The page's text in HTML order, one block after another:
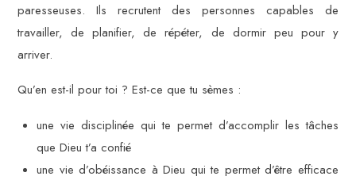
paresseuses. Ils recrutent des personnes capables de
travailler, de planifier, de répéter, de dormir peu pour y
arriver.
Qu’en est-il pour toi ? Est-ce que tu sèmes :
une vie disciplinée qui te permet d’accomplir les tâches
que Dieu t’a confié
une vie d’obéissance à Dieu qui te permet d’être efficace